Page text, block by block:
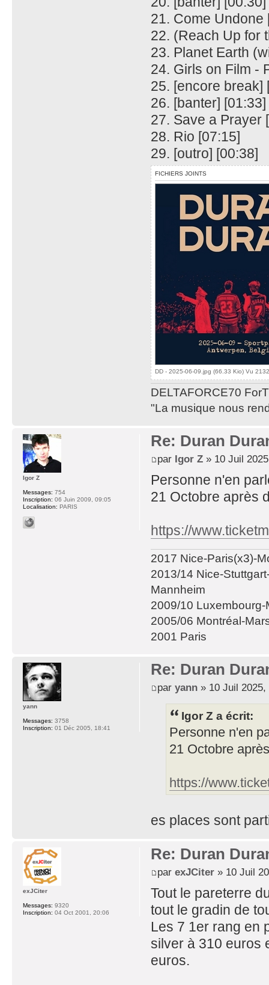
21. Come Undone
22. (Reach Up for
23. Planet Earth
24. Girls on Film -
25. [encore break]
26. [banter] [01:33]
27. Save a Prayer
28. Rio [07:15]
29. [outro] [00:38]
FICHIERS JOINTS
DD - 2025-06-09.jpg (66.33 Kio) Vu
DELTAFORCE70
"La musique nous
Re: Duran
par Igor Z» 10 Juil
Personne n'en
21 Octobre après
https://
2017 Nice-Paris(x3)-
2013/14 Nice-
Mannheim
2009/10
2005/06 Montréal-
2001 Paris
Igor Z
Messages: 754
Inscription: 06 Juin 2009, 09:05
Localisation: PARIS
Re: Duran
par yann» 10 Juil 2025,
Igor Z a écrit:
Personne n'en
21 Octobre
https://
es places sont
yann
Messages: 3758
Inscription: 01 Déc 2005, 18:41
Re: Duran
par exJCiter» 10 Juil
Tout le pareterre
tout le gradin de
Les 7 1er rang en
silver à 310 euros
euros.
exJCiter
Messages: 9320
Inscription: 04 Oct 2001, 20:06